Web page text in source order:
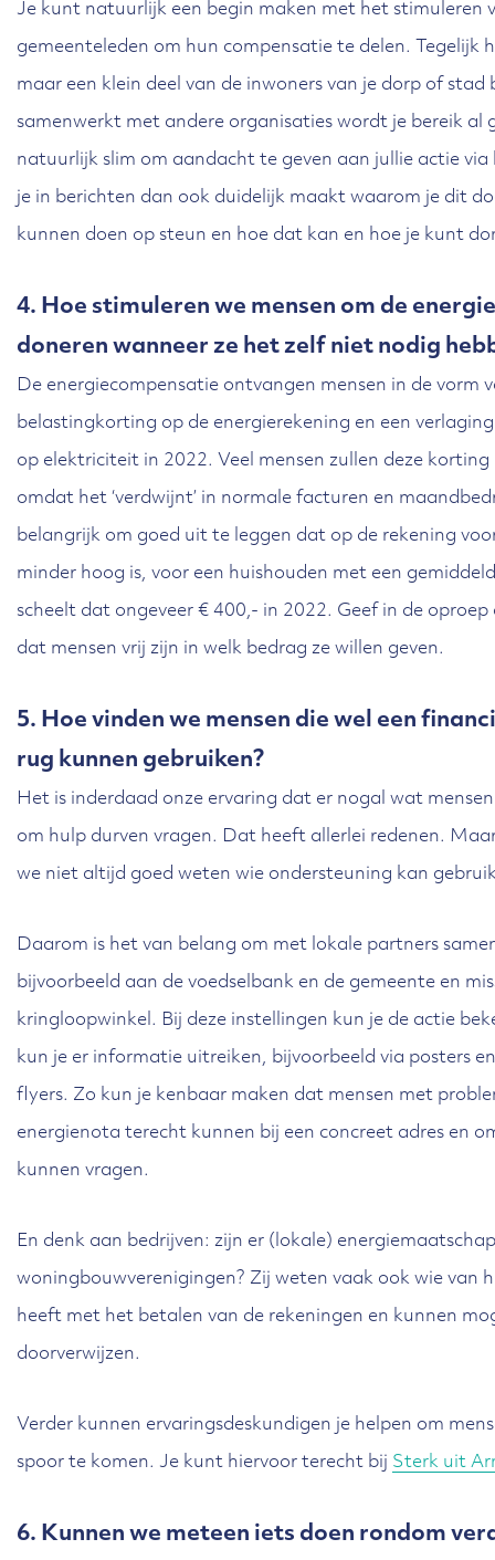
Je kunt natuurlijk een begin maken met het stimuleren
gemeenteleden om hun compensatie te delen. Tegelijk
maar een klein deel van de inwoners van je dorp of stad
samenwerkt met andere organisaties wordt je bereik al
natuurlijk slim om aandacht te geven aan jullie actie
je in berichten dan ook duidelijk maakt waarom je dit
kunnen doen op steun en hoe dat kan en hoe je kunt
4. Hoe stimuleren we mensen om de
doneren wanneer ze het zelf niet nodig
De energiecompensatie ontvangen mensen in de vorm
belastingkorting op de energierekening en een
op elektriciteit in 2022. Veel mensen zullen deze
omdat het ‘verdwijnt’ in normale facturen en
belangrijk om goed uit te leggen dat op de rekening
minder hoog is, voor een huishouden met een
scheelt dat ongeveer € 400,- in 2022. Geef in de
dat mensen vrij zijn in welk bedrag ze willen geven.
5. Hoe vinden we mensen die wel een
rug kunnen gebruiken?
Het is inderdaad onze ervaring dat er nogal wat
om hulp durven vragen. Dat heeft allerlei redenen.
we niet altijd goed weten wie ondersteuning kan
Daarom is het van belang om met lokale partners
bijvoorbeeld aan de voedselbank en de gemeente en
kringloopwinkel. Bij deze instellingen kun je de actie
kun je er informatie uitreiken, bijvoorbeeld via posters
flyers. Zo kun je kenbaar maken dat mensen met
energienota terecht kunnen bij een concreet adres en
kunnen vragen.
En denk aan bedrijven: zijn er (lokale)
woningbouwverenigingen? Zij weten vaak ook wie van
heeft met het betalen van de rekeningen en kunnen
doorverwijzen.
Verder kunnen ervaringsdeskundigen je helpen om
spoor te komen. Je kunt hiervoor terecht bij Sterk uit
6. Kunnen we meteen iets doen rondom